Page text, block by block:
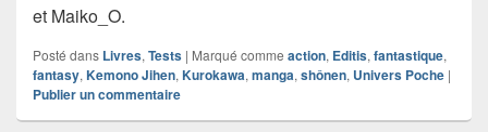
et Maiko_O.
Posté dans Livres, Tests | Marqué comme action, Editis, fantastique,
fantasy, Kemono Jihen, Kurokawa, manga, shônen, Univers Poche |
Publier un commentaire